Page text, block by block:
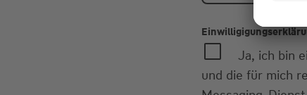
Ja, ich bin
und die für mich